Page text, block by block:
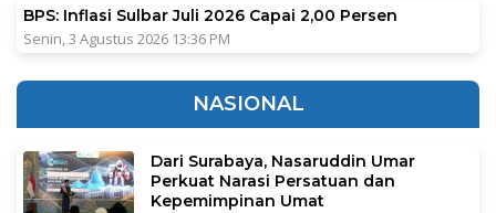
BPS: Inflasi Sulbar Juli 2026 Capai 2,00 Persen
Senin, 3 Agustus 2026 13:36 PM
NASIONAL
Dari Surabaya, Nasaruddin Umar
Perkuat Narasi Persatuan dan
Kepemimpinan Umat